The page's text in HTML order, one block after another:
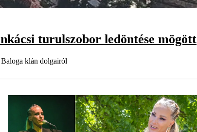
turulszobor ledöntése mögött
Baloga klán dolgairól